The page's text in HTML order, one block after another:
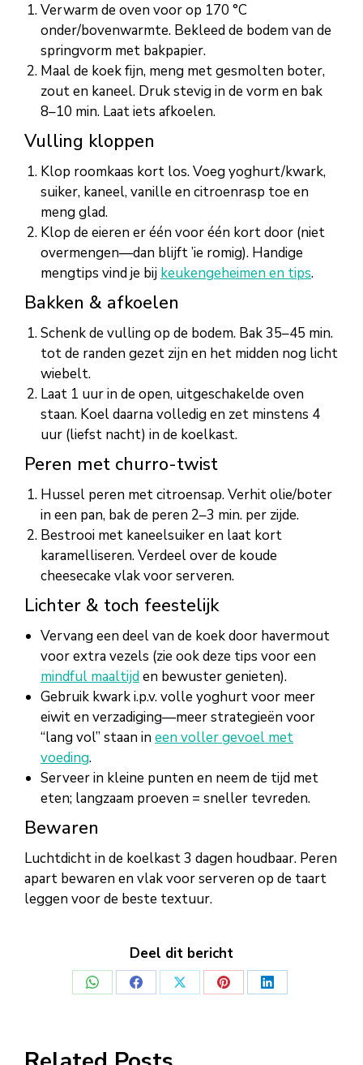
Verwarm de oven voor op 170 °C
onder/bovenwarmte. Bekleed de bodem van de
springvorm met bakpapier.
Maal de koek fijn, meng met gesmolten boter,
zout en kaneel. Druk stevig in de vorm en bak
8–10 min. Laat iets afkoelen.
Vulling kloppen
Klop roomkaas kort los. Voeg yoghurt/kwark,
suiker, kaneel, vanille en citroenrasp toe en
meng glad.
Klop de eieren er één voor één kort door (niet
overmengen—dan blijft ’ie romig). Handige
mengtips vind je bij keukengeheimen en tips.
Bakken & afkoelen
Schenk de vulling op de bodem. Bak 35–45 min.
tot de randen gezet zijn en het midden nog licht
wiebelt.
Laat 1 uur in de open, uitgeschakelde oven
staan. Koel daarna volledig en zet minstens 4
uur (liefst nacht) in de koelkast.
Peren met churro-twist
Hussel peren met citroensap. Verhit olie/boter
in een pan, bak de peren 2–3 min. per zijde.
Bestrooi met kaneelsuiker en laat kort
karamelliseren. Verdeel over de koude
cheesecake vlak voor serveren.
Lichter & toch feestelijk
Vervang een deel van de koek door havermout
voor extra vezels (zie ook deze tips voor een
mindful maaltijden bewuster genieten).
Gebruik kwark i.p.v. volle yoghurt voor meer
eiwit en verzadiging—meer strategieën voor
“lang vol” staan ineen voller gevoel met
voeding.
Serveer in kleine punten en neem de tijd met
eten; langzaam proeven = sneller tevreden.
Bewaren
Luchtdicht in de koelkast 3 dagen houdbaar. Peren
apart bewaren en vlak voor serveren op de taart
leggen voor de beste textuur.
Deel dit bericht
Deel
Deel
Deel
Deel
Deel